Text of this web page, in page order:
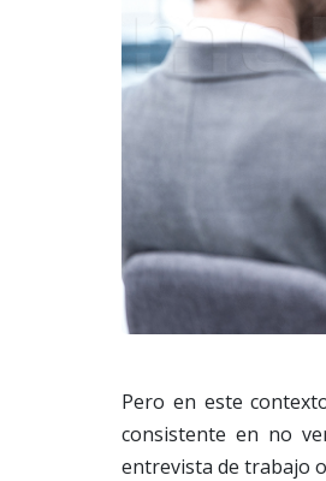
Pero en este
consistente en no
entrevista de trabajo